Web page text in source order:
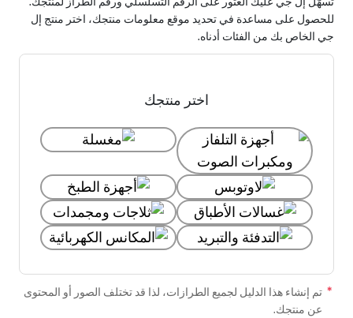
للحصول على مساعدة في تحديد موقع معلومات منتجك، اختر منتج إل
جي الخاص بك من الفئات أدناه.
اختر منتجك
تم إنشاء هذا الدليل لجميع الطرازات، لذا قد تختلف الصور أو المحتوى
عن منتجك.